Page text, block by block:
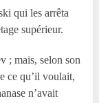
qui les arrêta
supérieur.
; mais, selon son
ce qu’il voulait,
n’avait